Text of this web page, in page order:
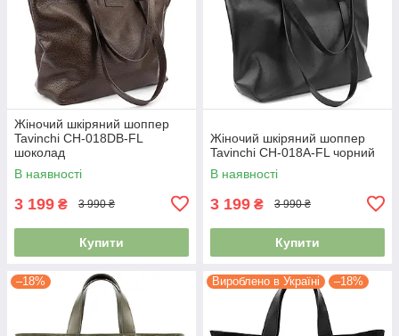
Жіночий шкіряний шоппер
Tavinchi CH-018DB-FL
шоколад
В наявності
3 199 ₴ 3 990 ₴
Купити
Жіночий шкіряний шоппер
Tavinchi CH-018A-FL чорний
В наявності
3 199 ₴ 3 990 ₴
Купити
–18% Вироблено в Україні –18%